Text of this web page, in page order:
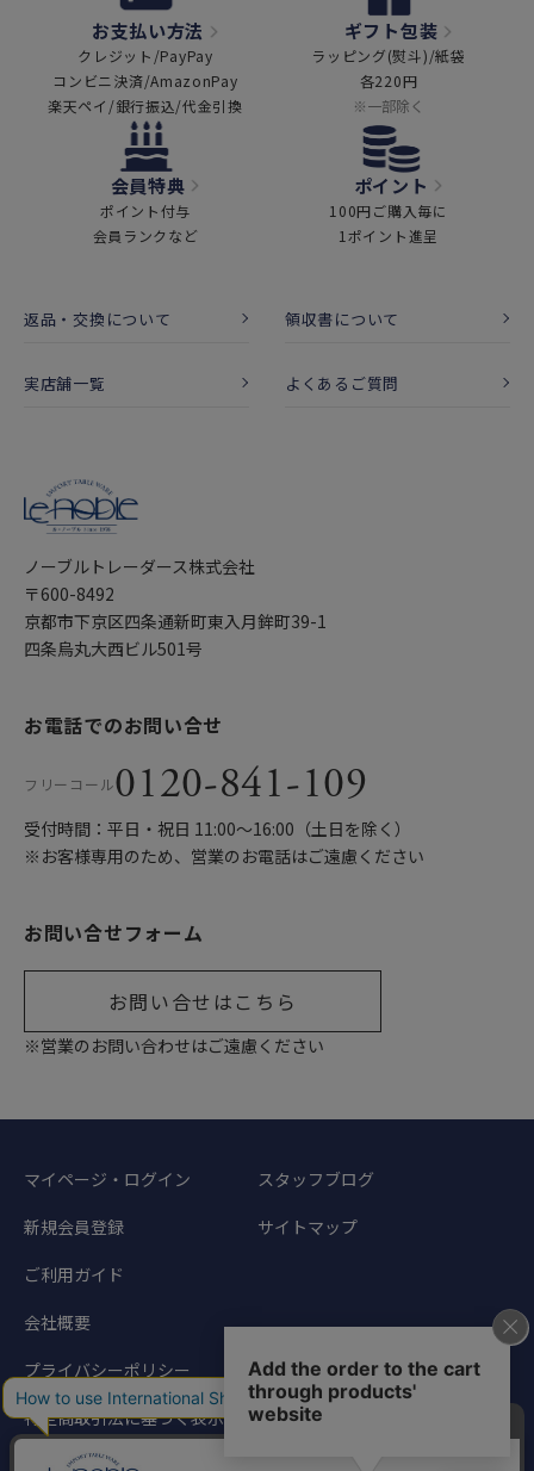
お支払い方法
クレジット/PayPay
コンビニ決済/AmazonPay
楽天ペイ/銀行振込/代金引換
ギフト包装
ラッピング(熨斗)/紙袋
各220円
※一部除く
会員特典
ポイント付与
会員ランクなど
ポイント
100円ご購入毎に
1ポイント進呈
返品・交換について 領収書について
実店舗一覧 よくあるご質問
ノーブルトレーダース株式会社
〒600-8492
京都市下京区四条通新町東入月鉾町39-1
四条烏丸大西ビル501号
お電話でのお問い合せ
フリーコール0120-841-109
受付時間：平日・祝日 11:00〜16:00（土日を除く）
※お客様専用のため、営業のお電話はご遠慮ください
お問い合せフォーム
お問い合せはこちら
※営業のお問い合わせはご遠慮ください
マイページ・ログイン
新規会員登録
ご利用ガイド
会社概要
プライバシーポリシー
特定商取引法に基づく表示
スタッフブログ
サイトマップ